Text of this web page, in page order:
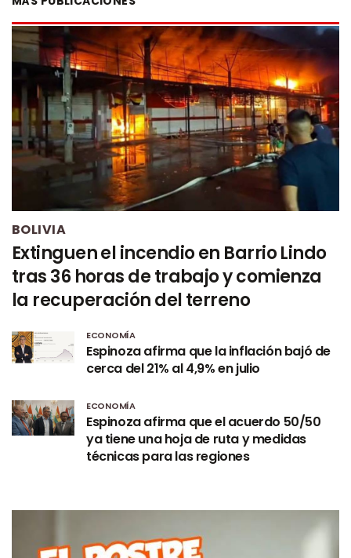
BOLIVIA
Extinguen el incendio en Barrio Lindo
tras 36 horas de trabajo y comienza
la recuperación del terreno
ECONOMÍA
Espinoza afirma que la inflación bajó de
cerca del 21% al 4,9% en julio
ECONOMÍA
Espinoza afirma que el acuerdo 50/50
ya tiene una hoja de ruta y medidas
técnicas para las regiones